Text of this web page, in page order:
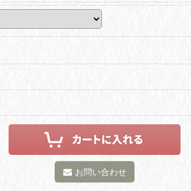
お問い合わせ